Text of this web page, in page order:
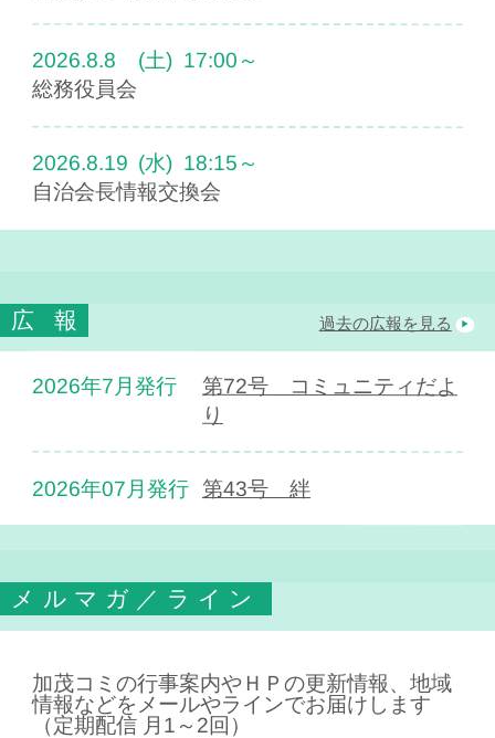
2026.8.8 (土) 17:00～
総務役員会
2026.8.19 (水) 18:15～
自治会長情報交換会
広報 過去の広報を見る
2026年7月発行 第72号 コミュニティだよ
り
2026年07月発行 第43号 絆
メルマガ／ライン
加茂コミの行事案内やＨＰの更新情報、地域
情報などをメールやラインでお届けします
（定期配信 月1～2回）